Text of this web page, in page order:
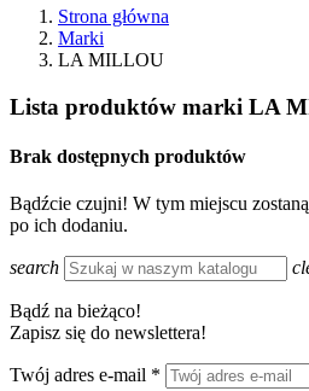
Strona główna
Marki
LA MILLOU
Lista produktów marki LA
Brak dostępnych produktów
Bądźcie czujni! W tym miejscu
po ich dodaniu.
search
Bądź na bieżąco!
Zapisz się do newslettera!
Twój adres e-mail *